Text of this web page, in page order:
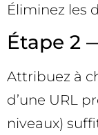
Éliminez les
Étape 2
Attribuez à
d’une URL
niveaux)